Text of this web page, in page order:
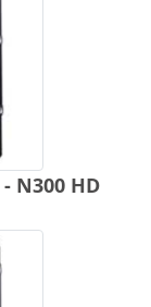
- N300 HD